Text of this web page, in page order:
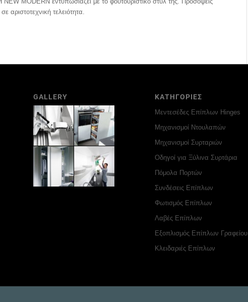
τελειότητα.
GALLERY ΚΑΤΗΓΟΡΙΕΣ
Μεντεσέδες Επίπλων Hinges
Μηχανισμοί Ντουλαπών
Μηχανισμοί Συρταριών
Οδηγοί για Ξύλινα Συρτάρια
Πόμολα Πορτών
Συνδέσεις Επίπλων
Φωτισμός Επίπλων
Λαβές Επίπλων
Εξοπλισμός Επίπλων Γραφείου
Κλειδαριές Επίπλων